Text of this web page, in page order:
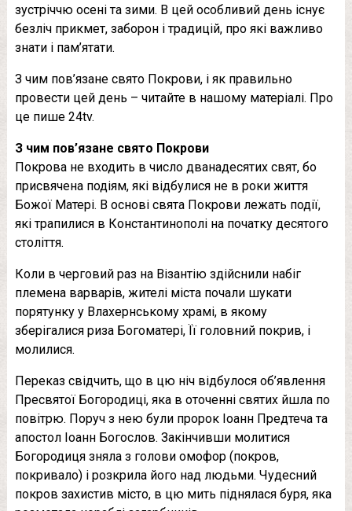
зустріччю осені та зими. В цей особливий день існує
безліч прикмет, заборон і традицій, про які важливо
знати і пам’ятати.
З чим пов’язане свято Покрови, і як правильно
провести цей день – читайте в нашому матеріалі. Про
це пише 24tv.
З чим пов’язане свято Покрови
Покрова не входить в число дванадесятих свят, бо
присвячена подіям, які відбулися не в роки життя
Божої Матері. В основі свята Покрови лежать події,
які трапилися в Константинополі на початку десятого
століття.
Коли в черговий раз на Візантію здійснили набіг
племена варварів, жителі міста почали шукати
порятунку у Влахернському храмі, в якому
зберігалися риза Богоматері, Її головний покрив, і
молилися.
Переказ свідчить, що в цю ніч відбулося об’явлення
Пресвятої Богородиці, яка в оточенні святих йшла по
повітрю. Поруч з нею були пророк Іоанн Предтеча та
апостол Іоанн Богослов. Закінчивши молитися
Богородиця зняла з голови омофор (покров,
покривало) і розкрила його над людьми. Чудесний
покров захистив місто, в цю мить піднялася буря, яка